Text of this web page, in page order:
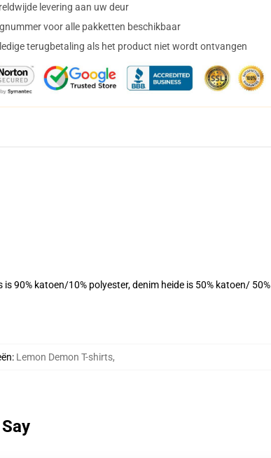
levering aan uw deur
voor alle pakketten beschikbaar
terugbetaling als het product niet wordt ontvangen
90% katoen/10% polyester, denim heide is 50% katoen/ 50%
: Lemon Demon T-shirts,